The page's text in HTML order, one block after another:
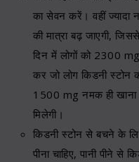
का सेवन करें। वहीं
की मात्रा बढ़ जाएगी,
दिन में लोगों को 2300
कर जो लोग किडनी स्टोन
1500 mg नमक ही खाना
मिलेगी।
किडनी स्टोन से बचने के लिए
पीना चाहिए, पानी पीने से